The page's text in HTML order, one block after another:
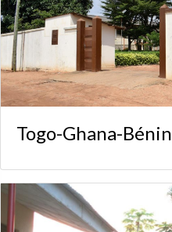
Togo-Ghana-Bénin